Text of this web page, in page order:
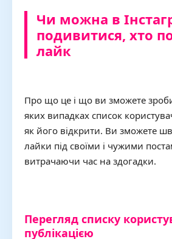
Чи можна в
подивитися, хто
лайк
Про що це і що ви зможете
яких випадках список
як його відкрити. Ви зможете
лайки під своїми і чужими
витрачаючи час на здогадки.
Перегляд списку
публікацією